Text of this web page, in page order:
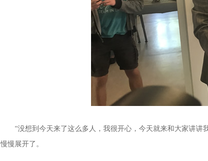
“没想到今天来了这么多人，我很开心，今天就来和大家讲讲
慢慢展开了。